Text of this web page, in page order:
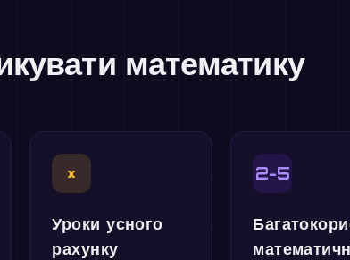
математику
×
Уроки усного
рахунку
2-5